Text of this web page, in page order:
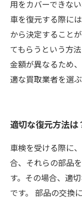
用をカバーできな
車を復元する際に
から決定すること
てもらうという方
金額が異なるため
適な買取業者を選
適切な復元方法は
車検を受ける際に
合、それらの部品
す。その場合、適
です。 部品の交換